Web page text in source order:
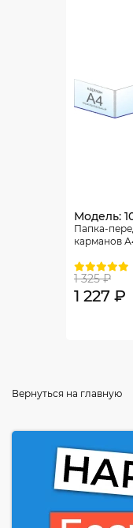
Модель:
Папка-
карманов
1 325 ₽
1 227 ₽
Вернуться на главную